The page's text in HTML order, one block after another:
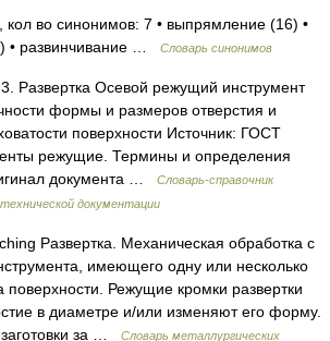
во синонимов: 7 • выпрямление (16) •
• развинчивание …
Словарь синонимов
Развертка Осевой режущий инструмент
формы и размеров отверстия и
поверхности Источник: ГОСТ
режущие. Термины и определения
документа …
Словарь-справочник
документации
Развертка. Механическая обработка с
имеющего одну или несколько
Режущие кромки развертки
в диаметре и/или изменяют его форму.
за …
Словарь металлургических